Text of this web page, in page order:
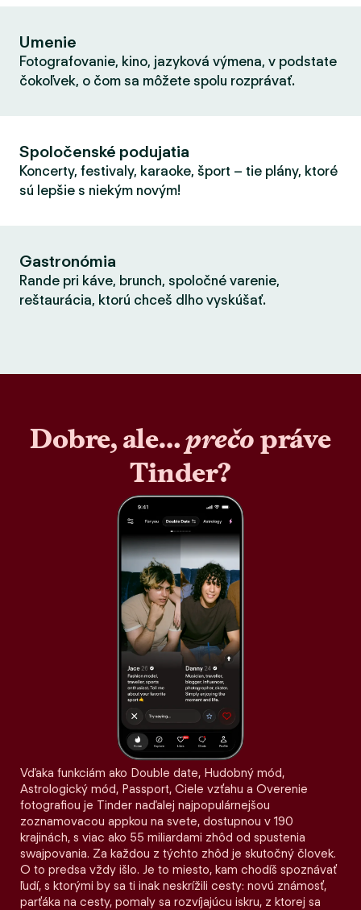
Umenie
Fotografovanie, kino, jazyková výmena, v podstate
čokoľvek, o čom sa môžete spolu rozprávať.
Spoločenské podujatia
Koncerty, festivaly, karaoke, šport – tie plány, ktoré
sú lepšie s niekým novým!
Gastronómia
Rande pri káve, brunch, spoločné varenie,
reštaurácia, ktorú chceš dlho vyskúšať.
Dobre, ale…prečopráve
Tinder?
Vďaka funkciám ako Double date, Hudobný mód,
Astrologický mód, Passport, Ciele vzťahu a Overenie
fotografiou je Tinder naďalej najpopulárnejšou
zoznamovacou appkou na svete, dostupnou v 190
krajinách, s viac ako 55 miliardami zhôd od spustenia
swajpovania. Za každou z týchto zhôd je skutočný človek.
O to predsa vždy išlo. Je to miesto, kam chodíš spoznávať
ľudí, s ktorými by sa ti inak neskrížili cesty: novú známosť,
parťáka na cesty, pomaly sa rozvíjajúcu iskru, z ktorej sa